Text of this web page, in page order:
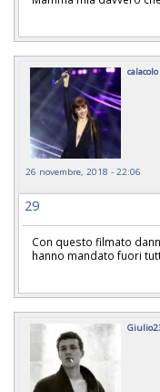
calacolo
26 novembre, 2018 - 22:06
29
Con questo filmato
hanno mandato fuori